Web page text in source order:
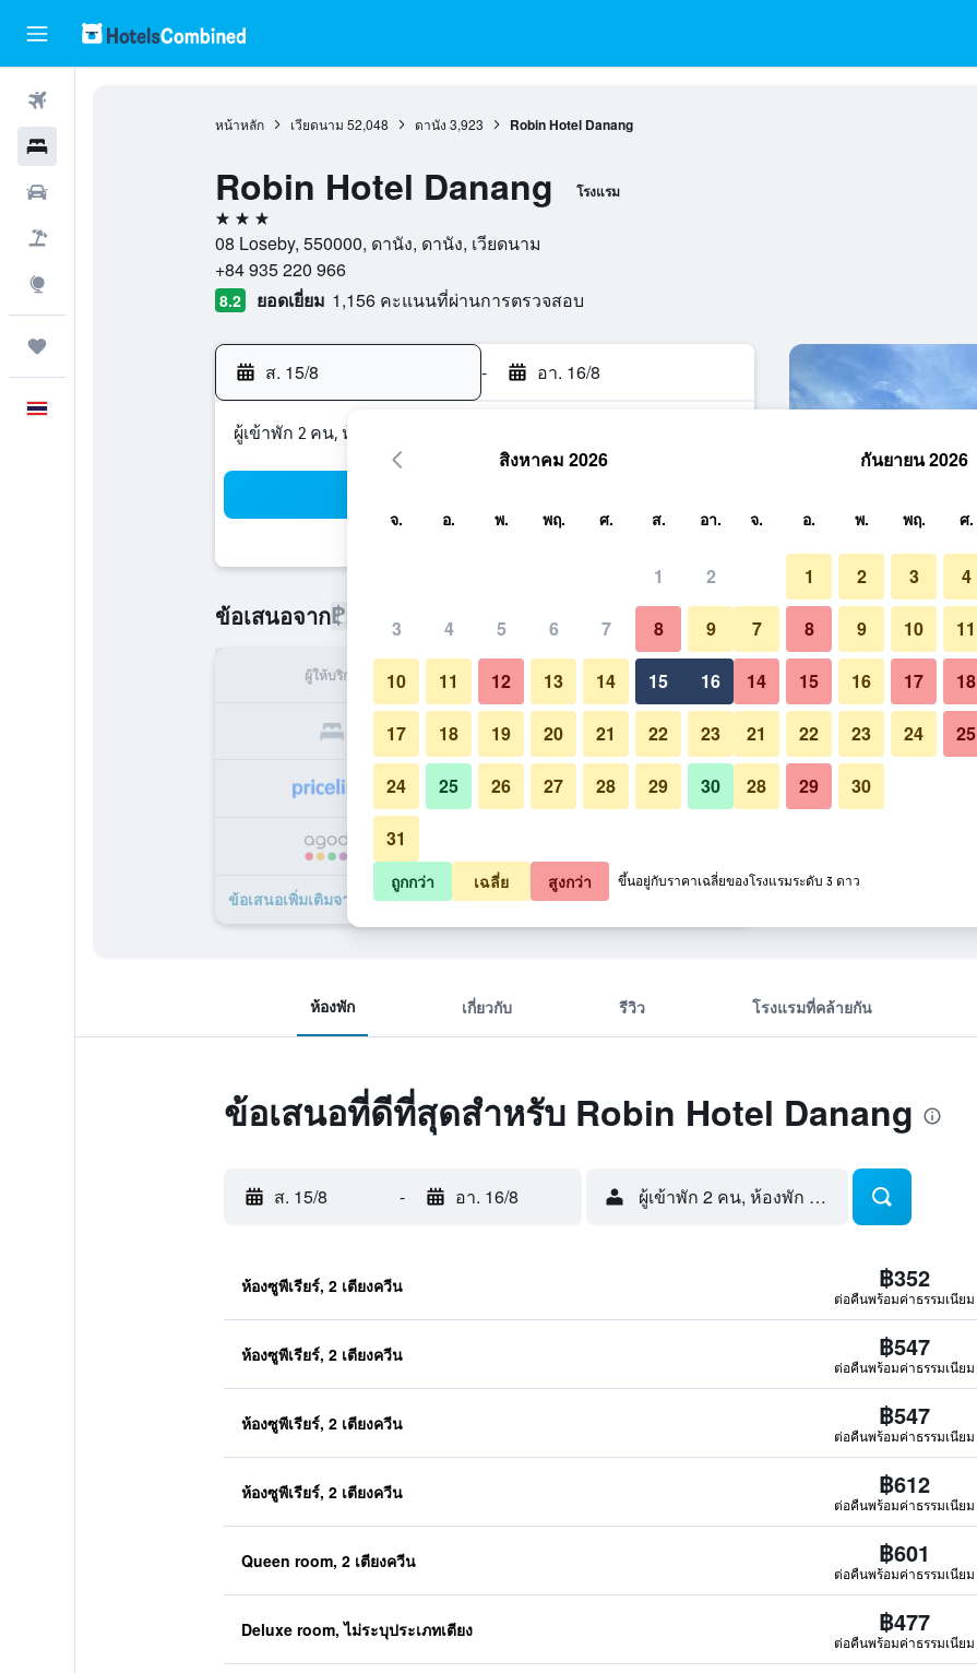
หน้าหลัก เวียดนาม 52,048 ดานัง 3,923 Robin Hotel Danang
Robin Hotel Danang โรงแรม
3 ดาว
08 Loseby, 550000, ดานัง, ดานัง, เวียดนาม
+84 935 220 966
8.2 ยอดเยี่ยม 1,156 คะแนนที่ผ่านการตรวจสอบ
ส. 15/8 - อา. 16/8
ผู้เข้าพัก 2 คน, ห้องพัก 1 ห้อง
ข้อเสนอจาก฿262
ผู้ให้บริการ ทั้งหมด (ต่อคืน)
฿262 เช็คดีล
฿290 เช็คดีล
ข้อเสนอเพิ่มเติมจาก Robin Hotel Danang 16 รายการ
วิวภายนอก
ห้องพัก เกี่ยวกับ รีวิว โรงแรมที่คล้ายกัน
ข้อเสนอที่ดีที่สุดสำหรับ Robin Hotel Danang
ส. 15/8 - อา. 16/8 ผู้เข้าพัก 2 คน, ห้องพัก 1 ห้อง
ห้องซูพีเรียร์, 2 เตียงควีน ฿352
ต่อคืนพร้อมค่าธรรมเนียม
ห้องซูพีเรียร์, 2 เตียงควีน ฿547
ต่อคืนพร้อมค่าธรรมเนียม
ห้องซูพีเรียร์, 2 เตียงควีน ฿547
ต่อคืนพร้อมค่าธรรมเนียม
ห้องซูพีเรียร์, 2 เตียงควีน ฿612
ต่อคืนพร้อมค่าธรรมเนียม
Queen room, 2 เตียงควีน ฿601
ต่อคืนพร้อมค่าธรรมเนียม
Deluxe room, ไม่ระบุประเภทเตียง ฿477
ต่อคืนพร้อมค่าธรรมเนียม
สิงหาคม 2026
จ. อ. พ. พฤ. ศ. ส. อา.
1 2
3 4 5 6 7 8 9
10 11 12 13 14 15 16
17 18 19 20 21 22 23
24 25 26 27 28 29 30
31
กันยายน 2026
จ. อ. พ. พฤ. ศ.
1 2 3 4
7 8 9 10 11
14 15 16 17 18
21 22 23 24 25
28 29 30
ถูกกว่า เฉลี่ย สูงกว่า ขึ้นอยู่กับราคาเฉลี่ยของโรงแรมระดับ 3 ดาว